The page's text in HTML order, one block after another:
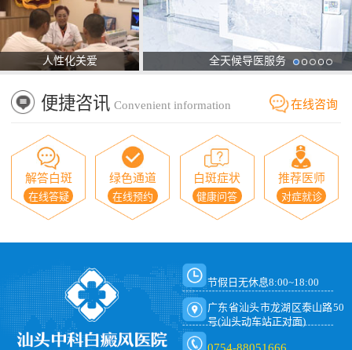
人性化关爱 全天候导医服务
便捷咨讯 Convenient information 在线咨询
解答白斑
在线答疑
绿色通道
在线预约
白斑症状
健康问答
推荐医师
对症就诊
节假日无休息8:00~18:00
广东省汕头市龙湖区泰山路50
号(汕头动车站正对面)
0754-88051666